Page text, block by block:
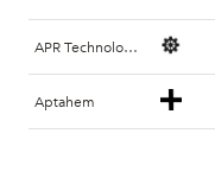
APR Technologies
Aptahem